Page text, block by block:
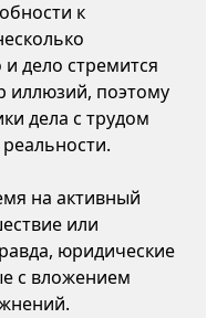
к
дело стремится
иллюзий, поэтому
дела с трудом
на активный
или
юридические
с вложением